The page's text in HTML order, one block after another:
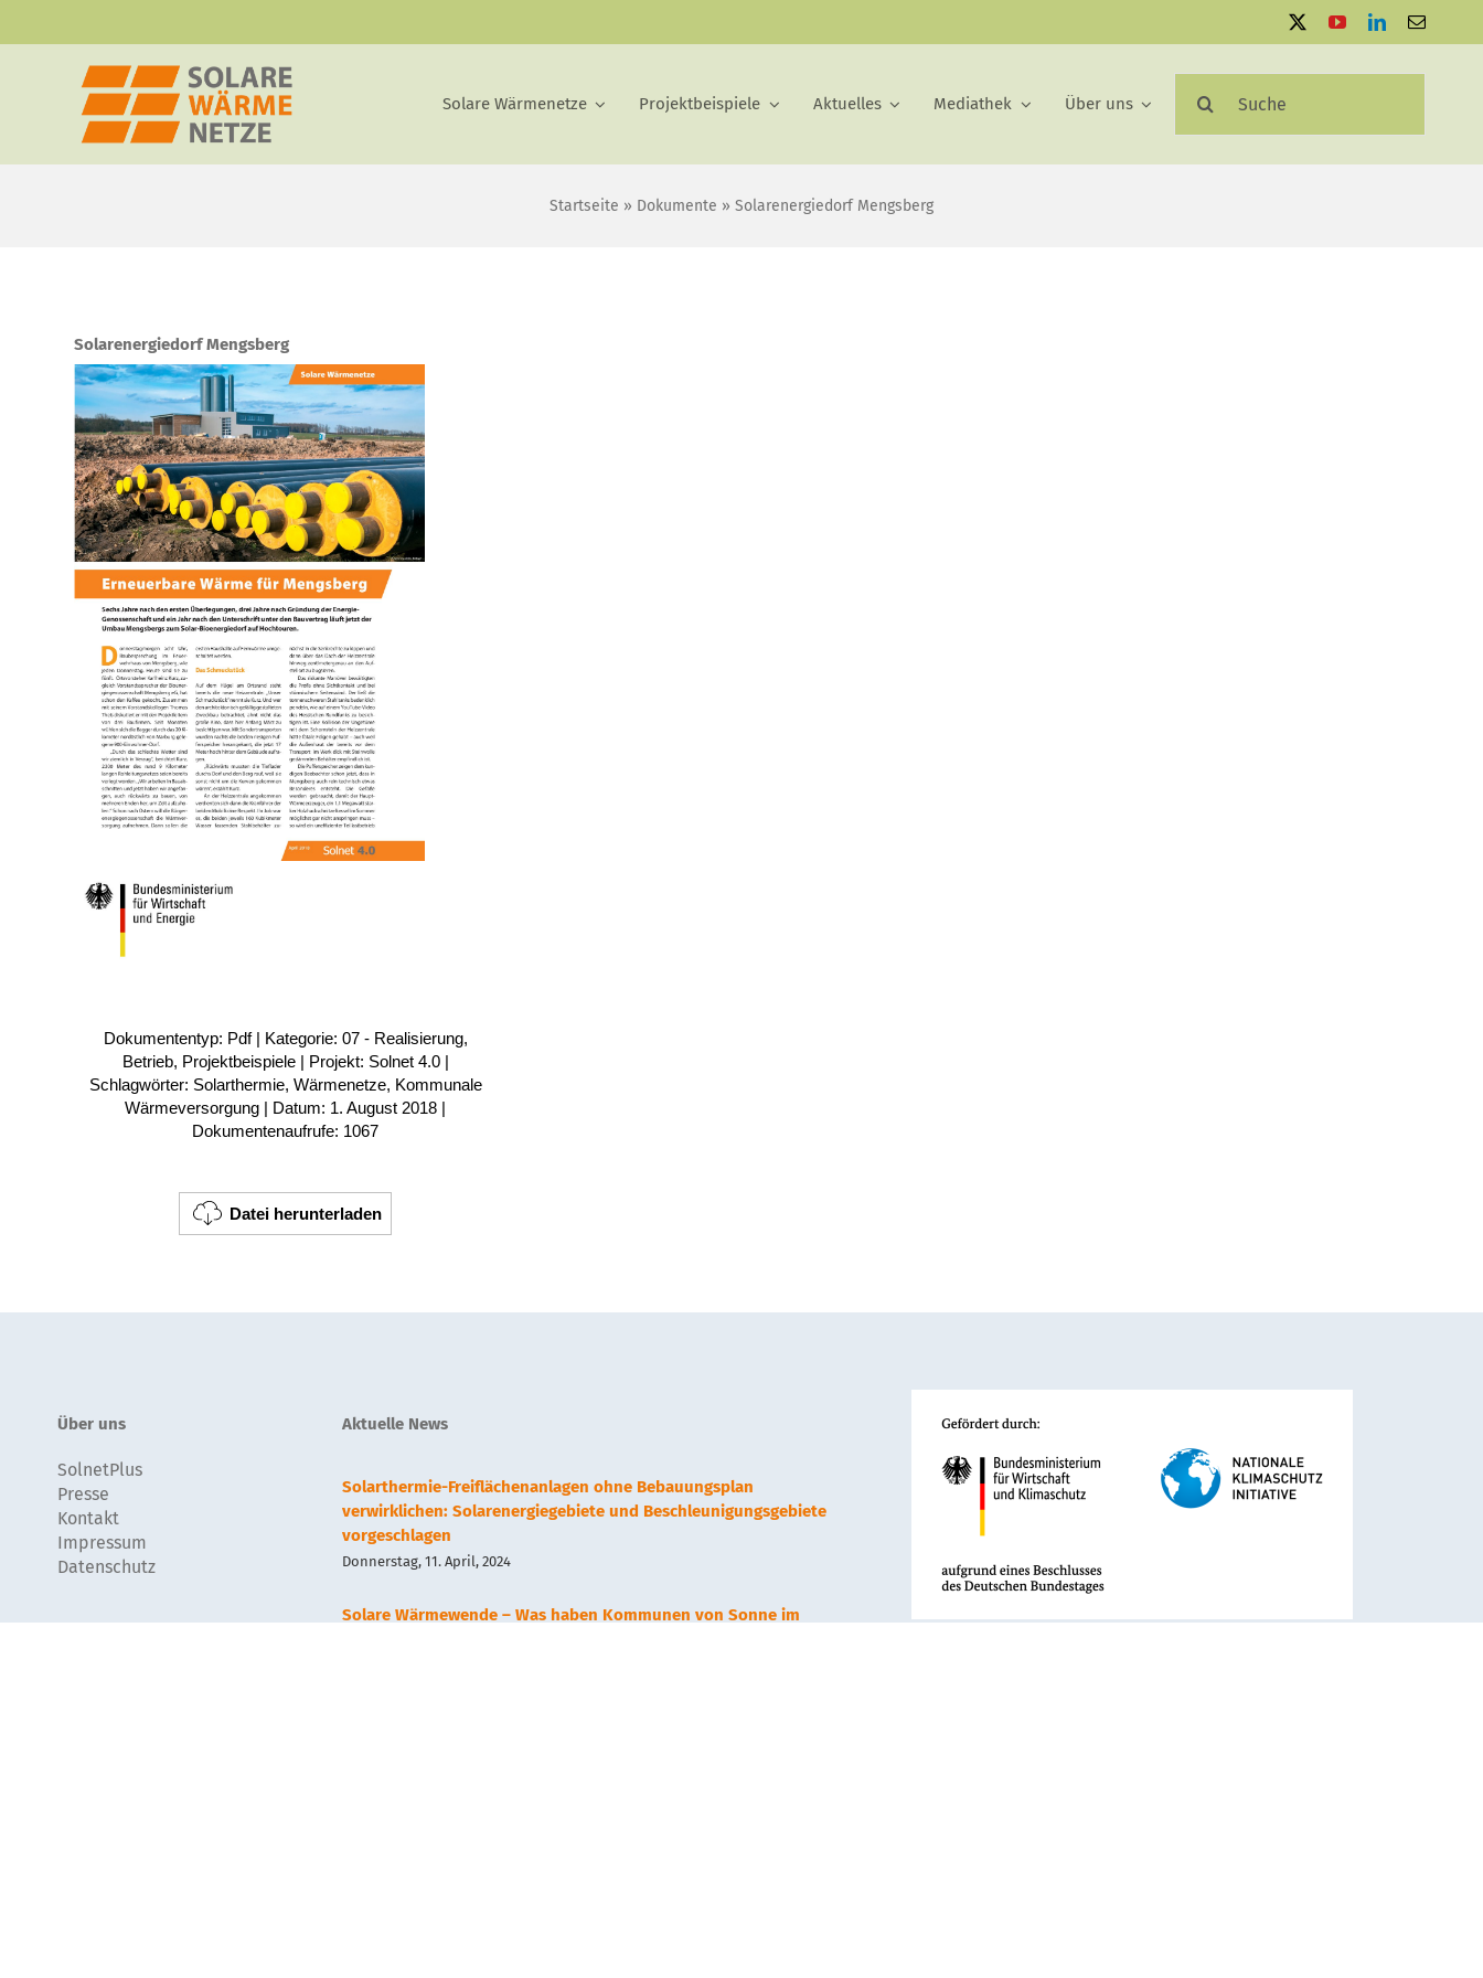
Solare Wärmenetze Projektbeispiele Aktuelles Mediathek Über uns
nach:
Startseite » Dokumente » Solarenergiedorf Mengsberg
Solarenergiedorf Mengsberg
Dokumententyp: Pdf | Kategorie: 07 - Realisierung,
Betrieb, Projektbeispiele | Projekt: Solnet 4.0 |
Schlagwörter: Solarthermie, Wärmenetze, Kommunale
Wärmeversorgung | Datum: 1. August 2018 |
Dokumentenaufrufe: 1067
Datei herunterladen
Über uns
SolnetPlus
Presse
Kontakt
Impressum
Datenschutz
Aktuelle News
Solarthermie-Freiflächenanlagen ohne Bebauungsplan
verwirklichen: Solarenergiegebiete und Beschleunigungsgebiete
vorgeschlagen
Donnerstag, 11. April, 2024
Solare Wärmewende – Was haben Kommunen von Sonne im